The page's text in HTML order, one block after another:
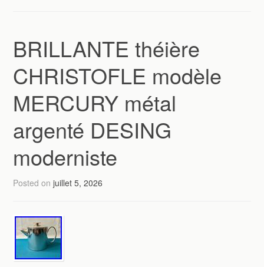
BRILLANTE théière
CHRISTOFLE modèle
MERCURY métal
argenté DESING
moderniste
Posted onjuillet 5, 2026